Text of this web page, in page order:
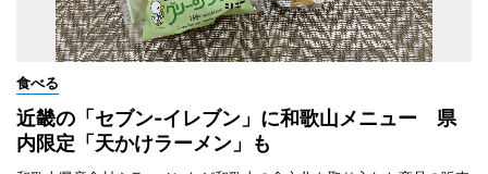
食べる
近畿の「セブン-イレブン」に和歌山メニュー 県
内限定「天かけラーメン」も